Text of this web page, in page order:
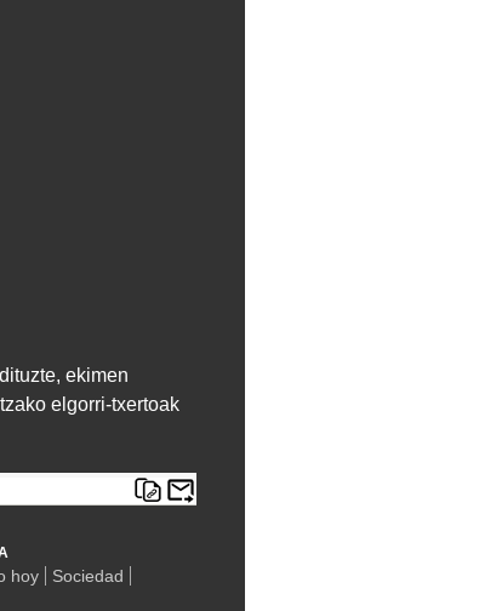
ekimen
elgorri-txertoak
hoy
Sociedad